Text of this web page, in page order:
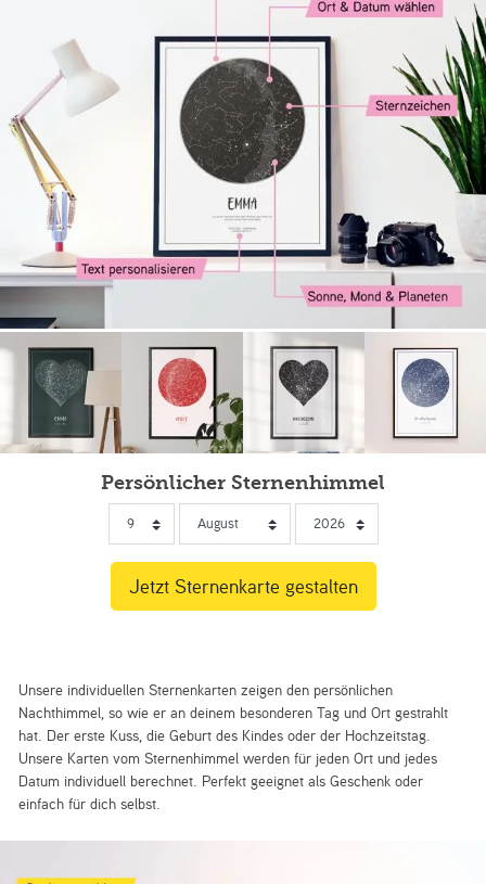
Persönlicher Sternenhimmel
Unsere individuellen Sternenkarten zeigen den persönlichen
Nachthimmel, so wie er an deinem besonderen Tag und Ort gestrahlt
hat. Der erste Kuss, die Geburt des Kindes oder der Hochzeitstag.
Unsere Karten vom Sternenhimmel werden für jeden Ort und jedes
Datum individuell berechnet. Perfekt geeignet als Geschenk oder
einfach für dich selbst.